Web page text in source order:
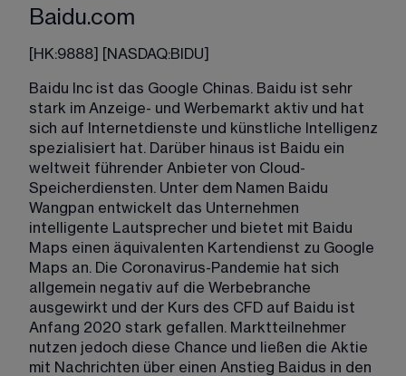
Baidu.com
[HK:9888] [NASDAQ:BIDU]
Baidu Inc ist das Google Chinas. Baidu ist sehr
stark im Anzeige- und Werbemarkt aktiv und hat
sich auf Internetdienste und künstliche Intelligenz
spezialisiert hat. Darüber hinaus ist Baidu ein
weltweit führender Anbieter von Cloud-
Speicherdiensten. Unter dem Namen Baidu
Wangpan entwickelt das Unternehmen
intelligente Lautsprecher und bietet mit Baidu
Maps einen äquivalenten Kartendienst zu Google
Maps an. Die Coronavirus-Pandemie hat sich
allgemein negativ auf die Werbebranche
ausgewirkt und der Kurs des CFD auf Baidu ist
Anfang 2020 stark gefallen. Marktteilnehmer
nutzen jedoch diese Chance und ließen die Aktie
mit Nachrichten über einen Anstieg Baidus in den